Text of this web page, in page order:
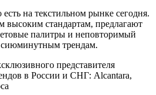
на текстильном рынке сегодня.
высоким стандартам, предлагают
палитры и неповторимый
трендам.
представителя
в России и СНГ: Alcantara,